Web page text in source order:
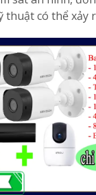
thuật có thể xảy